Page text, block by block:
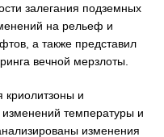
залегания подземных
на рельеф и
а также представил
вечной мерзлоты.
криолитзоны и
температуры и
изменения